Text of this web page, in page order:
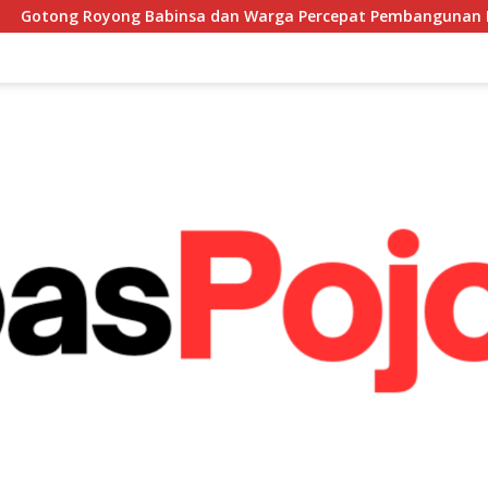
dan Warga Percepat Pembangunan Menara Tandon Air